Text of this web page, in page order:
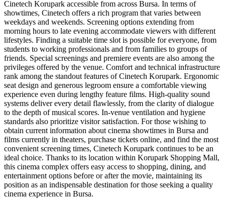
Cinetech Korupark accessible from across Bursa. In terms of
showtimes, Cinetech offers a rich program that varies between
weekdays and weekends. Screening options extending from
morning hours to late evening accommodate viewers with different
lifestyles. Finding a suitable time slot is possible for everyone, from
students to working professionals and from families to groups of
friends. Special screenings and premiere events are also among the
privileges offered by the venue. Comfort and technical infrastructure
rank among the standout features of Cinetech Korupark. Ergonomic
seat design and generous legroom ensure a comfortable viewing
experience even during lengthy feature films. High-quality sound
systems deliver every detail flawlessly, from the clarity of dialogue
to the depth of musical scores. In-venue ventilation and hygiene
standards also prioritize visitor satisfaction. For those wishing to
obtain current information about cinema showtimes in Bursa and
films currently in theaters, purchase tickets online, and find the most
convenient screening times, Cinetech Korupark continues to be an
ideal choice. Thanks to its location within Korupark Shopping Mall,
this cinema complex offers easy access to shopping, dining, and
entertainment options before or after the movie, maintaining its
position as an indispensable destination for those seeking a quality
cinema experience in Bursa.